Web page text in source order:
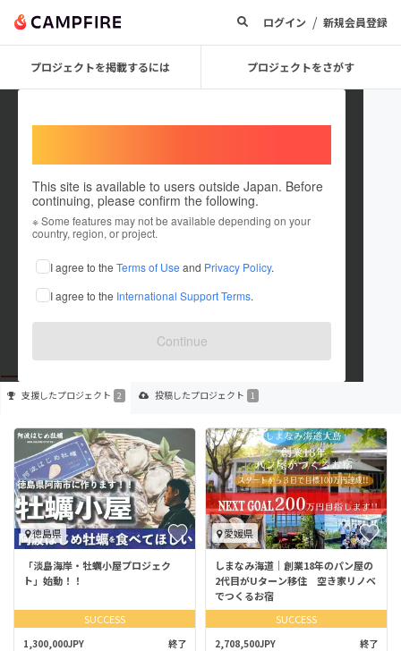
ログイン / 新規会員登録
プロジェクトを掲載するには プロジェクトをさがす
This site is available to users outside Japan. Before
continuing, please confirm the following.
※ Some features may not be available depending on your
country, region, or project.
I agree to the Terms of Use and Privacy Policy.
I agree to the International Support Terms.
Continue
mst222
これまでに2回支援して1件のプロジェクトを投稿しています
在住国：未設定
出身国：未設定
支援したプロジェクト 2 投稿したプロジェクト 1
徳島県
「淡島海岸・牡蠣小屋プロジェク
ト」始動！！
SUCCESS
1,300,000JPY 終了
愛媛県
しまなみ海道｜創業18年のパン屋の
2代目がUターン移住 空き家リノベ
でつくるお宿
SUCCESS
2,708,500JPY 終了